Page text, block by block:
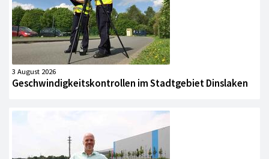
3 August 2026
Geschwindigkeitskontrollen im Stadtgebiet Dinslaken